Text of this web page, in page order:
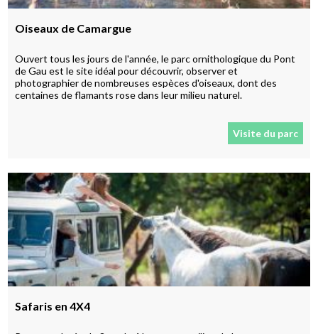
Oiseaux de Camargue
Ouvert tous les jours de l'année, le parc ornithologique du Pont
de Gau est le site idéal pour découvrir, observer et
photographier de nombreuses espèces d'oiseaux, dont des
centaines de flamants rose dans leur milieu naturel.
Visite du parc
Safaris en 4X4